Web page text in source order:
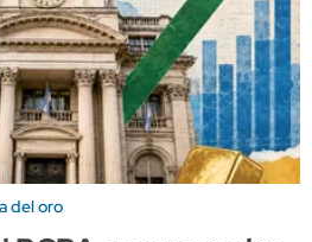
del oro